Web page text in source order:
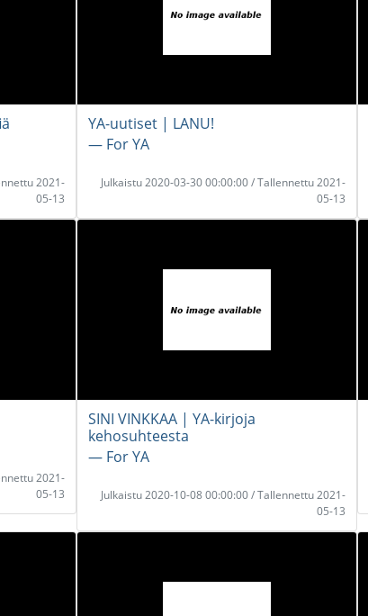
2021-
05-13
YA-uutiset | LANU!
― For YA
Julkaistu 2020-03-30 00:00:00 / Tallennettu 2021-
05-13
2021-
05-13
SINI VINKKAA | YA-kirjoja
kehosuhteesta
― For YA
Julkaistu 2020-10-08 00:00:00 / Tallennettu 2021-
05-13